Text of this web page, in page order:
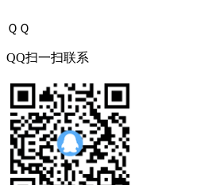
ＱＱ
QQ扫一扫联系